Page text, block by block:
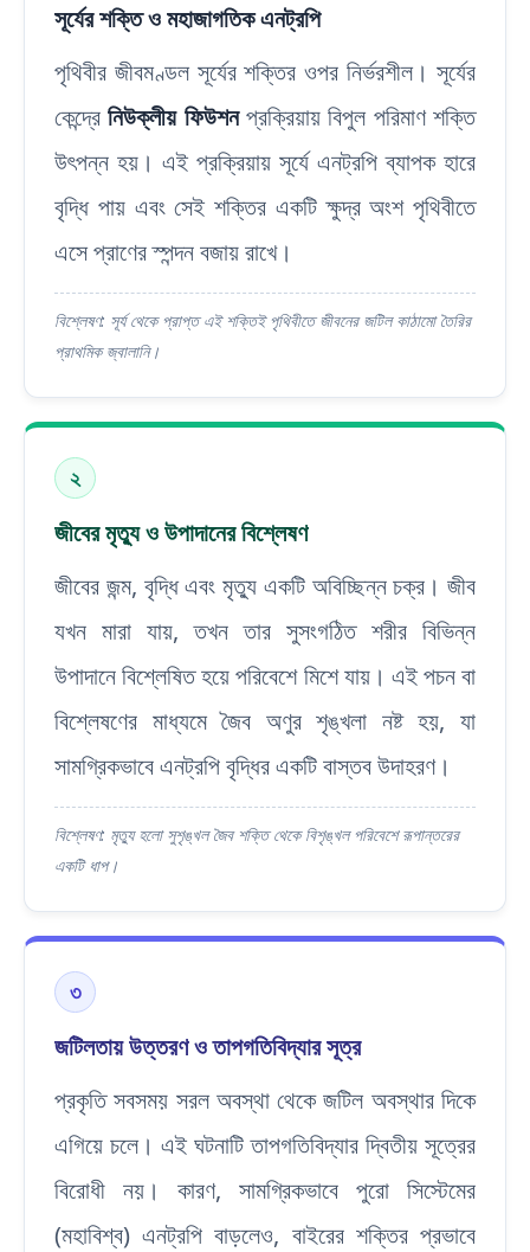
সূর্যের শক্তি ও মহাজাগতিক এনট্রপি
পৃথিবীর জীবমণ্ডল সূর্যের শক্তির ওপর নির্ভরশীল। সূর্যের
কেন্দ্রেনিউক্লীয় ফিউশনপ্রক্রিয়ায় বিপুল পরিমাণ শক্তি
উৎপন্ন হয়। এই প্রক্রিয়ায় সূর্যে এনট্রপি ব্যাপক হারে
বৃদ্ধি পায় এবং সেই শক্তির একটি ক্ষুদ্র অংশ পৃথিবীতে
এসে প্রাণের স্পন্দন বজায় রাখে।
বিশ্লেষণ: সূর্য থেকে প্রাপ্ত এই শক্তিই পৃথিবীতে জীবনের জটিল কাঠামো তৈরির
প্রাথমিক জ্বালানি।
২
জীবের মৃত্যু ও উপাদানের বিশ্লেষণ
জীবের জন্ম, বৃদ্ধি এবং মৃত্যু একটি অবিচ্ছিন্ন চক্র। জীব
যখন মারা যায়, তখন তার সুসংগঠিত শরীর বিভিন্ন
উপাদানে বিশ্লেষিত হয়ে পরিবেশে মিশে যায়। এই পচন বা
বিশ্লেষণের মাধ্যমে জৈব অণুর শৃঙ্খলা নষ্ট হয়, যা
সামগ্রিকভাবে এনট্রপি বৃদ্ধির একটি বাস্তব উদাহরণ।
বিশ্লেষণ: মৃত্যু হলো সুশৃঙ্খল জৈব শক্তি থেকে বিশৃঙ্খল পরিবেশে রূপান্তরের
একটি ধাপ।
৩
জটিলতায় উত্তরণ ও তাপগতিবিদ্যার সূত্র
প্রকৃতি সবসময় সরল অবস্থা থেকে জটিল অবস্থার দিকে
এগিয়ে চলে। এই ঘটনাটি তাপগতিবিদ্যার দ্বিতীয় সূত্রের
বিরোধী নয়। কারণ, সামগ্রিকভাবে পুরো সিস্টেমের
(মহাবিশ্ব) এনট্রপি বাড়লেও, বাইরের শক্তির প্রভাবে